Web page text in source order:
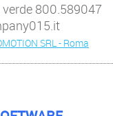
800.589047
SRL - Roma